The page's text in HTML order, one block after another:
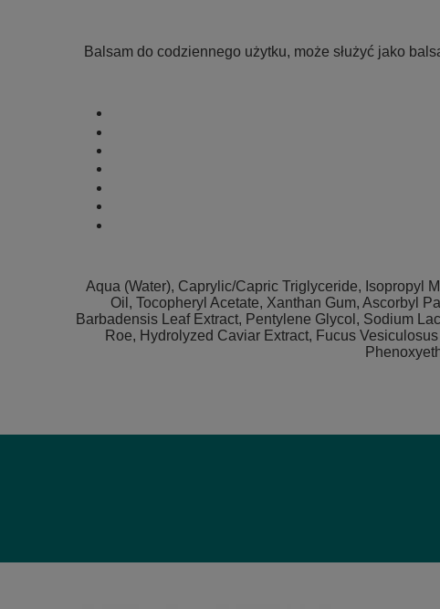
Balsam do codziennego użytku, może służyć jako
Aqua (Water), Caprylic/Capric Triglyceride, Isopropyl
Oil, Tocopheryl Acetate, Xanthan Gum, Ascorbyl
Barbadensis Leaf Extract, Pentylene Glycol, Sodium
Roe, Hydrolyzed Caviar Extract, Fucus